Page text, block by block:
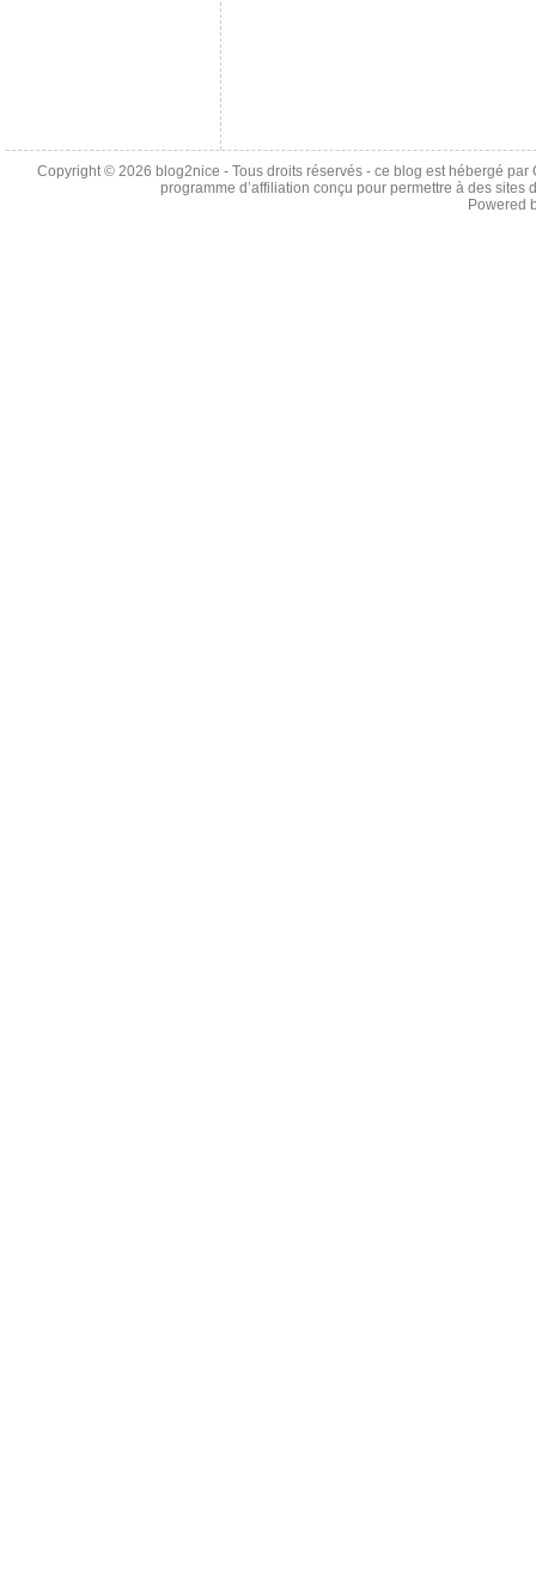
Copyright © 2026 blog2nice - Tous droits réservés - ce blog est hébergé
programme d’affiliation conçu pour permettre à des
Powered